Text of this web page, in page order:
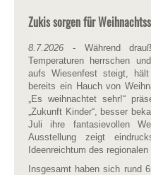
Zukis sorgen für
8.7.2026 - Während
Temperaturen herrschen
aufs Wiesenfest steigt,
bereits ein Hauch von
„Es weihnachtet sehr!“
„Zukunft Kinder“, besser
Juli ihre fantasievollen
Ausstellung zeigt
Ideenreichtum des regionalen
Insgesamt haben sich rund